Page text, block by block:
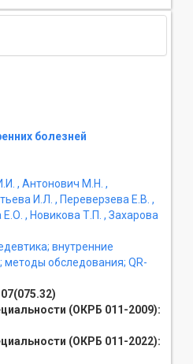
болезней
, Антонович М.Н. ,
И.Л. , Переверзева Е.В. ,
, Новикова Т.П. , Захарова
внутренние
методы обследования; QR-
(ОКРБ 011-2009):
(ОКРБ 011-2022):